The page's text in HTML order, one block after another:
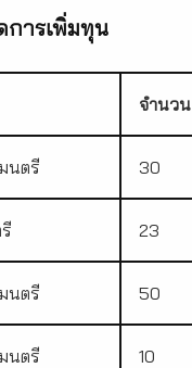
การเพิ่มทุน
จำนวน
นตรี 30
23
นตรี 50
นตรี 10